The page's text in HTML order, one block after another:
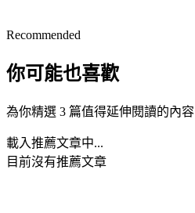
Recommended
你可能也喜歡
為你精選 3 篇值得延伸閱讀的內容
載入推薦文章中...
目前沒有推薦文章